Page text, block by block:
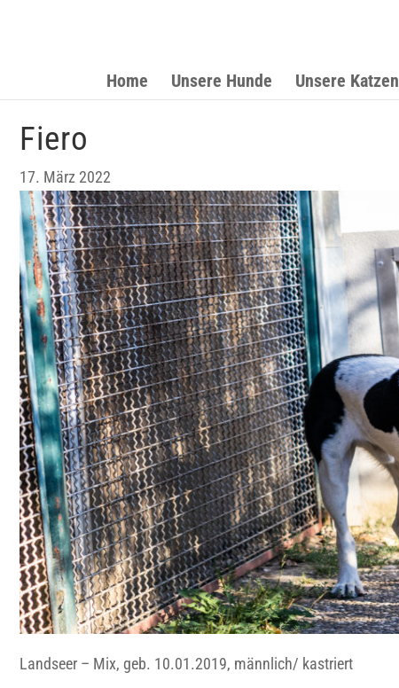
Home Unsere Hunde Unsere Katzen
Fiero
17. März 2022
Landseer – Mix, geb. 10.01.2019, männlich/ kastriert